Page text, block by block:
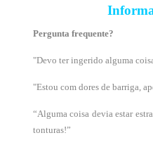
Pergunta frequente?
"Devo ter ingerido alguma
"Estou com dores de barriga,
“Alguma coisa devia estar
tonturas!”